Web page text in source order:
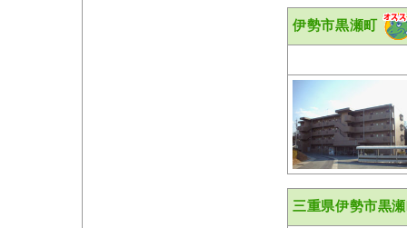
伊勢市黒瀬町
三重県伊勢市黒